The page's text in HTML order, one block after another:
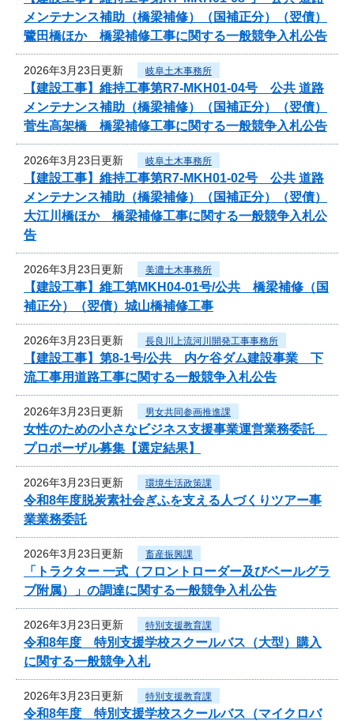
メンテナンス補助（橋梁補修）（国補正分）（翌債）
鷺田橋ほか 橋梁補修工事に関する一般競争入札公告
2026年3月23日更新 岐阜土木事務所
【建設工事】維持工事第R7-MKH01-04号 公共 道路
メンテナンス補助（橋梁補修）（国補正分）（翌債）
菅生高架橋 橋梁補修工事に関する一般競争入札公告
2026年3月23日更新 岐阜土木事務所
【建設工事】維持工事第R7-MKH01-02号 公共 道路
メンテナンス補助（橋梁補修）（国補正分）（翌債）
大江川橋ほか 橋梁補修工事に関する一般競争入札公
告
2026年3月23日更新 美濃土木事務所
【建設工事】維工第MKH04-01号/公共 橋梁補修（国
補正分）（翌債）城山橋補修工事
2026年3月23日更新 長良川上流河川開発工事事務所
【建設工事】第8-1号/公共 内ケ谷ダム建設事業 下
流工事用道路工事に関する一般競争入札公告
2026年3月23日更新 男女共同参画推進課
女性のための小さなビジネス支援事業運営業務委託
プロポーザル募集【選定結果】
2026年3月23日更新 環境生活政策課
令和8年度脱炭素社会ぎふを支える人づくりツアー事
業業務委託
2026年3月23日更新 畜産振興課
「トラクター 一式（フロントローダー及びベールグラ
ブ附属）」の調達に関する一般競争入札公告
2026年3月23日更新 特別支援教育課
令和8年度 特別支援学校スクールバス（大型）購入
に関する一般競争入札
2026年3月23日更新 特別支援教育課
令和8年度 特別支援学校スクールバス（マイクロバ